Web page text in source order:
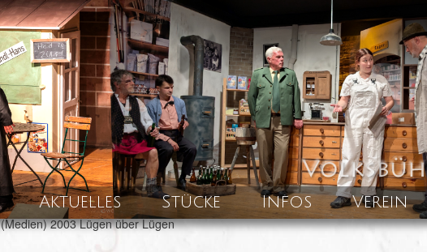
Aktuelles Stücke Infos Verein
(Medien) 2003 Lügen über Lügen